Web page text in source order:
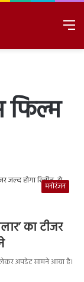
फिल्म
मनोरंजन
का टीजर
लेकर अपडेट सामने आया है।